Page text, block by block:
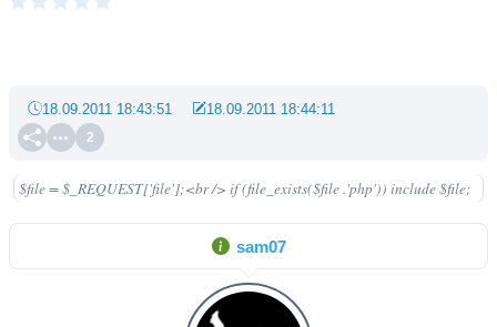
2
18.09.2011 18:43:51 18.09.2011 18:44:11
$file = $_REQUEST['file'];<br /> if (file_exists($file .'php')) include $file;
sam07